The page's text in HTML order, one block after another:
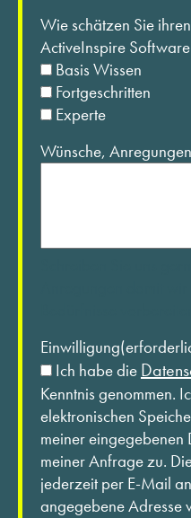
Wie schätzen Sie
ActiveInspire
Basis Wissen
Fortgeschritten
Experte
Wünsche,
Einwilligung
Ich habe die
Kenntnis genommen.
elektronischen
meiner
meiner Anfrage zu.
jederzeit per E-Mail
angegebene Adresse